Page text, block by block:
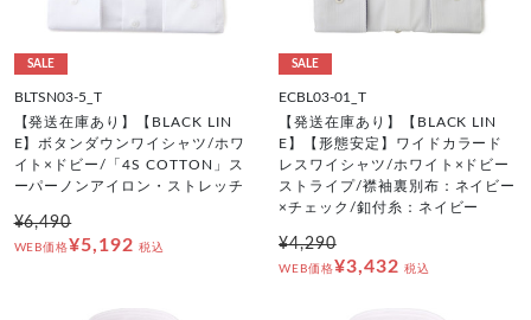
SALE
BLTSN03-5_T
【発送在庫あり】【BLACK LIN
E】ボタンダウンワイシャツ/ホワ
イト×ドビー/「4S COTTON」ス
ーパーノンアイロン・ストレッチ
¥6,490
WEB価格¥5,192 税込
SALE
ECBL03-01_T
【発送在庫あり】【BLACK LIN
E】【形態安定】ワイドカラード
レスワイシャツ/ホワイト×ドビー
ストライプ/襟袖裏別布：ネイビー
×チェック/釦付糸：ネイビー
¥4,290
WEB価格¥3,432 税込